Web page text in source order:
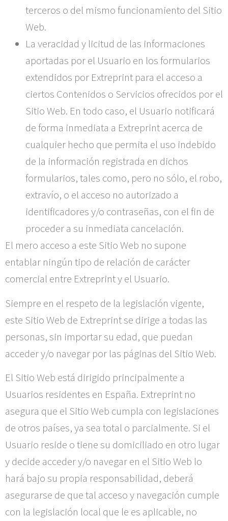
terceros o del mismo funcionamiento del Sitio
Web.
La veracidad y licitud de las informaciones
aportadas por el Usuario en los formularios
extendidos por Extreprint para el acceso a
ciertos Contenidos o Servicios ofrecidos por el
Sitio Web. En todo caso, el Usuario notificará
de forma inmediata a Extreprintacerca de
cualquier hecho que permita el uso indebido
de la información registrada en dichos
formularios, tales como, pero no sólo, el robo,
extravío, o el acceso no autorizado a
identificadores y/o contraseñas, con el fin de
proceder a su inmediata cancelación.
El mero acceso a este Sitio Web no supone
entablar ningún tipo de relación de carácter
comercial entre Extreprinty el Usuario.
Siempre en el respeto de la legislación vigente,
este Sitio Web de Extreprintse dirige a todas las
personas, sin importar su edad, que puedan
acceder y/o navegar por las páginas del Sitio Web.
El Sitio Web está dirigido principalmente a
Usuarios residentes en España. Extreprint no
asegura que el Sitio Web cumpla con legislaciones
de otros países, ya sea total o parcialmente. Si el
Usuario reside o tiene su domiciliado en otro lugar
y decide acceder y/o navegar en el Sitio Web lo
hará bajo su propia responsabilidad, deberá
asegurarse de que tal acceso y navegación cumple
con la legislación local que le es aplicable, no